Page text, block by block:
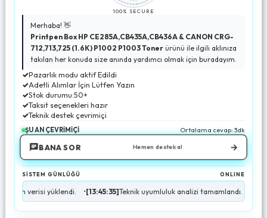
100% SECURE
Merhaba! 👋
Printpen Box HP CE285A,CB435A,CB436A & CANON CRG-
712,713,725 (1.6K) P1002 P1003 Toner ürünü ile ilgili aklınıza
takılan her konuda size anında yardımcı olmak için buradayım.
✓Pazarlık modu aktif Edildi
✓Adetli Alımlar İçin Lütfen Yazın
✓Stok durumu:50+
✓Taksit seçenekleri hazır
✓Teknik destek çevrimiçi
ŞU AN ÇEVRİMİÇİ Ortalama cevap: 3dk
BANA SOR Hemen destek al →
SİSTEM GÜNLÜĞÜ ONLINE
yüklendi. •[13:45:35]Teknik uyumluluk analizi tamamlandı. •[13:45:35]